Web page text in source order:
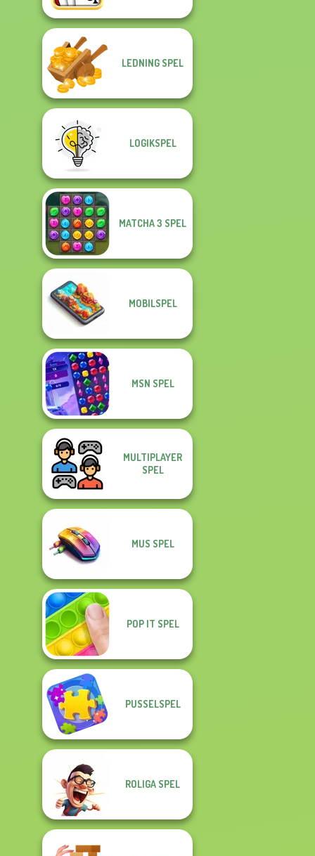
LEDNING SPEL
LOGIKSPEL
MATCHA 3 SPEL
MOBILSPEL
MSN SPEL
MULTIPLAYER
SPEL
MUS SPEL
POP IT SPEL
PUSSELSPEL
ROLIGA SPEL